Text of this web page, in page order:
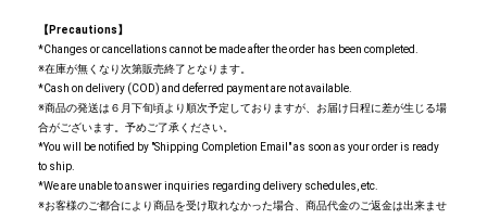
【Precautions】
*Changes or cancellations cannot be made after the order has been completed.
※在庫が無くなり次第販売終了となります。
*Cash on delivery (COD) and deferred payment are not available.
※商品の発送は６月下旬頃より順次予定しておりますが、お届け日程に差が生じる場
合がございます。予めご了承ください。
*You will be notified by "Shipping Completion Email" as soon as your order is ready
to ship.
*We are unable to answer inquiries regarding delivery schedules, etc.
※お客様のご都合により商品を受け取れなかった場合、商品代金のご返金は出来ませ